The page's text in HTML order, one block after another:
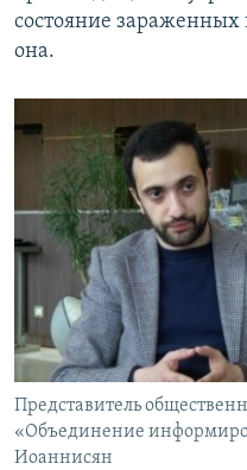
состояние
она.
Представитель
«Объединение
Иоаннисян